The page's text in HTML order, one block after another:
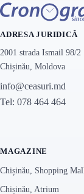
ADRESA JURIDICĂ
2001 strada Ismail 98/2
Chișinău, Moldova
info@ceasuri.md
Tel: 078 464 464
MAGAZINE
Chișinău, Shopping
Chișinău, Atrium